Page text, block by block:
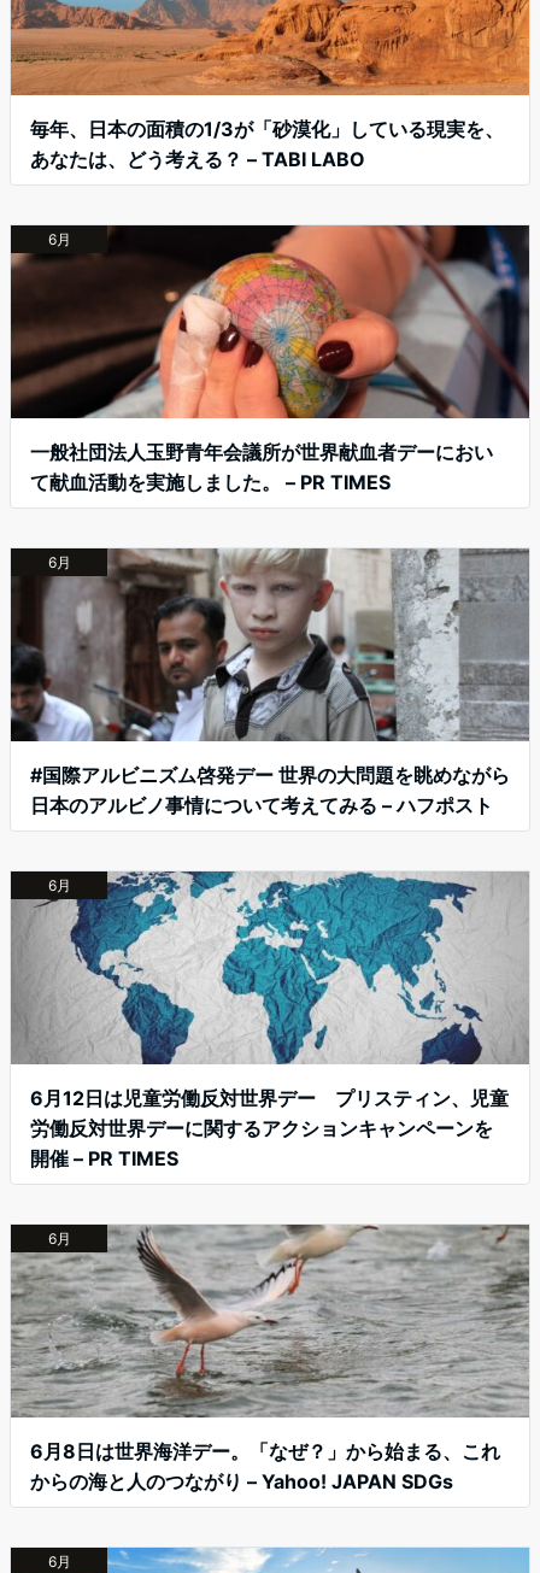
毎年、日本の面積の1/3が「砂漠化」している現実を、
あなたは、どう考える？ – TABI LABO
6月
一般社団法人玉野青年会議所が世界献血者デーにおい
て献血活動を実施しました。 – PR TIMES
6月
#国際アルビニズム啓発デー 世界の大問題を眺めながら
日本のアルビノ事情について考えてみる – ハフポスト
6月
6月12日は児童労働反対世界デー プリスティン、児童
労働反対世界デーに関するアクションキャンペーンを
開催 – PR TIMES
6月
6月8日は世界海洋デー。「なぜ？」から始まる、これ
からの海と人のつながり – Yahoo! JAPAN SDGs
6月